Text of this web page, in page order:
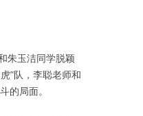
朱玉洁同学脱颖
”队，李聪老师和
的局面。